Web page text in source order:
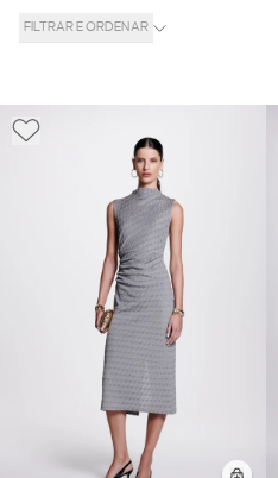
FILTRAR E ORDENAR